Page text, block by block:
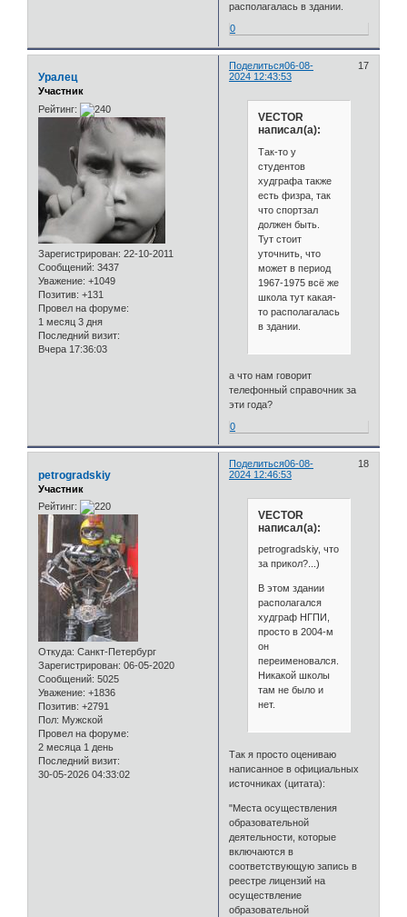
располагалась в здании.
0
Поделиться 17
06-08-
2024 12:43:53
Уралец
Участник
Рейтинг:
Зарегистрирован: 22-10-2011
Сообщений: 3437
Уважение: +1049
Позитив: +131
Провел на форуме:
1 месяц 3 дня
Последний визит:
Вчера 17:36:03
VECTOR
написал(а):
Так-то у
студентов
худграфа также
есть физра, так
что спортзал
должен быть.
Тут стоит
уточнить, что
может в период
1967-1975 всё же
школа тут какая-
то располагалась
в здании.
а что нам говорит
телефонный справочник за
эти года?
0
Поделиться 18
06-08-
2024 12:46:53
petrogradskiy
Участник
Рейтинг:
Откуда: Санкт-Петербург
Зарегистрирован: 06-05-2020
Сообщений: 5025
Уважение: +1836
Позитив: +2791
Пол: Мужской
Провел на форуме:
2 месяца 1 день
Последний визит:
30-05-2026 04:33:02
VECTOR
написал(а):
petrogradskiy, что
за прикол?...)
В этом здании
располагался
худграф НГПИ,
просто в 2004-м
он
переименовался.
Никакой школы
там не было и
нет.
Так я просто оцениваю
написанное в официальных
источниках (цитата):
"Места осуществления
образовательной
деятельности, которые
включаются в
соответствующую запись в
реестре лицензий на
осуществление
образовательной